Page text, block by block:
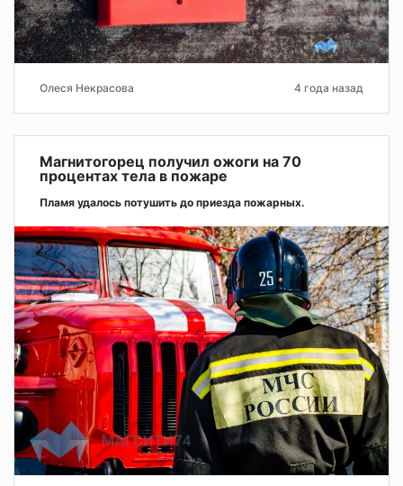
Олеся Некрасова 4 года назад
Магнитогорец получил ожоги на 70
процентах тела в пожаре
Пламя удалось потушить до приезда пожарных.